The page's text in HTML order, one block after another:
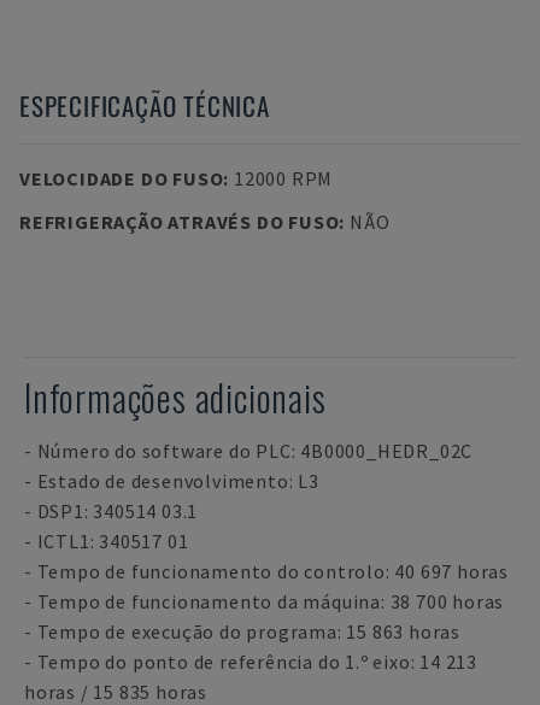
ESPECIFICAÇÃO TÉCNICA
VELOCIDADE DO FUSO: 12000 RPM
REFRIGERAÇÃO ATRAVÉS DO FUSO: NÃO
Informações adicionais
- Número do software do PLC: 4B0000_HEDR_02C
- Estado de desenvolvimento: L3
- DSP1: 340514 03.1
- ICTL1: 340517 01
- Tempo de funcionamento do controlo: 40 697 horas
- Tempo de funcionamento da máquina: 38 700 horas
- Tempo de execução do programa: 15 863 horas
- Tempo do ponto de referência do 1.º eixo: 14 213
horas / 15 835 horas